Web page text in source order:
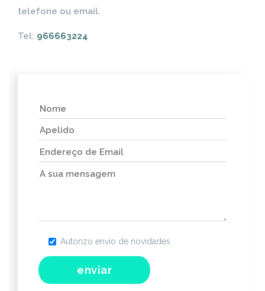
telefone ou email.
Tel: 966663224
Autorizo envio de novidades